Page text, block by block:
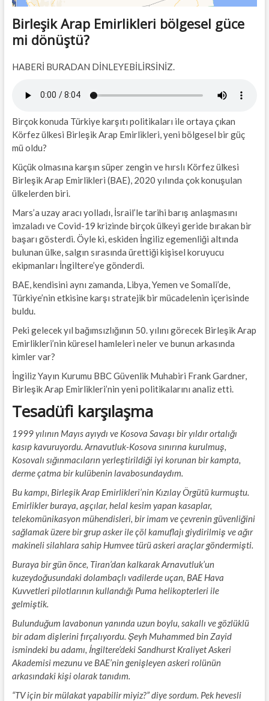
Birleşik Arap Emirlikleri bölgesel güce
mi dönüştü?
HABERİ BURADAN DİNLEYEBİLİRSİNİZ.
Birçok konuda Türkiye karşıtı politikaları ile ortaya çıkan
Körfez ülkesi Birleşik Arap Emirlikleri, yeni bölgesel bir güç
mü oldu?
Küçük olmasına karşın süper zengin ve hırslı Körfez ülkesi
Birleşik Arap Emirlikleri (BAE), 2020 yılında çok konuşulan
ülkelerden biri.
Mars’a uzay aracı yolladı, İsrail’le tarihi barış anlaşmasını
imzaladı ve Covid-19 krizinde birçok ülkeyi geride bırakan bir
başarı gösterdi. Öyle ki, eskiden İngiliz egemenliği altında
bulunan ülke, salgın sırasında ürettiği kişisel koruyucu
ekipmanları İngiltere’ye gönderdi.
BAE, kendisini aynı zamanda, Libya, Yemen ve Somali’de,
Türkiye’nin etkisine karşı stratejik bir mücadelenin içerisinde
buldu.
Peki gelecek yıl bağımsızlığının 50. yılını görecek Birleşik Arap
Emirlikleri’nin küresel hamleleri neler ve bunun arkasında
kimler var?
İngiliz Yayın Kurumu BBC Güvenlik Muhabiri Frank Gardner,
Birleşik Arap Emirlikleri’nin yeni politikalarını analiz etti.
Tesadüfi karşılaşma
1999 yılının Mayıs ayıydı ve Kosova Savaşı bir yıldır ortalığı
kasıp kavuruyordu. Arnavutluk-Kosova sınırına kurulmuş,
Kosovalı sığınmacıların yerleştirildiği iyi korunan bir kampta,
derme çatma bir kulübenin lavabosundaydım.
Bu kampı, Birleşik Arap Emirlikleri’nin Kızılay Örgütü kurmuştu.
Emirlikler buraya, aşçılar, helal kesim yapan kasaplar,
telekomünikasyon mühendisleri, bir imam ve çevrenin güvenliğini
sağlamak üzere bir grup asker ile çöl kamuflajı giydirilmiş ve ağır
makineli silahlara sahip Humvee türü askeri araçlar göndermişti.
Buraya bir gün önce, Tiran’dan kalkarak Arnavutluk’un
kuzeydoğusundaki dolambaçlı vadilerde uçan, BAE Hava
Kuvvetleri pilotlarının kullandığı Puma helikopterleri ile
gelmiştik.
Bulunduğum lavabonun yanında uzun boylu, sakallı ve gözlüklü
bir adam dişlerini fırçalıyordu. Şeyh Muhammed bin Zayid
ismindeki bu adamı, İngiltere’deki Sandhurst Kraliyet Askeri
Akademisi mezunu ve BAE’nin genişleyen askeri rolünün
arkasındaki kişi olarak tanıdım.
“TV için bir mülakat yapabilir miyiz?” diye sordum. Pek hevesli